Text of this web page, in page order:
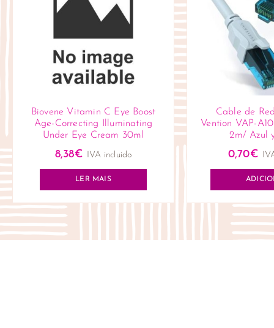
Biovene Vitamin C Eye Boost
Age-Correcting Illuminating
Under Eye Cream 30ml
8,38€ IVA incluido
LER MAIS
Cable de
Vention VAP-
2m/ Azul
0,70€